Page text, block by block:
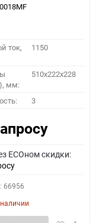
ток,
1150
мм:
510x222x228
3
ECOном скидки:
66956